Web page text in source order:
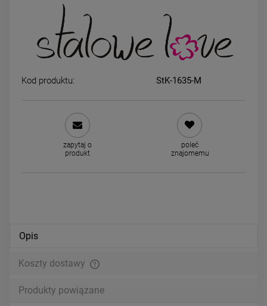
STAL CHIRURGICZNA
49,00 zł
DO KOSZYKA
Kolczyki STAL
koła 5 cm klasyk srebrny
39,00 zł
DO KOSZYKA
Kod produktu: StK-1635-M
zapytaj o
produkt
poleć
znajomemu
Opis
Koszty dostawy
Produkty powiązane